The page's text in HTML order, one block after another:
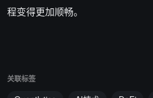
程变得更加顺畅。
关联标签